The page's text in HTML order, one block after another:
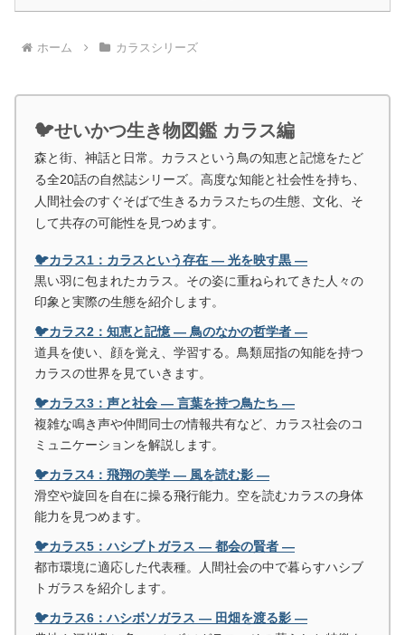
ホーム カラスシリーズ
🐦せいかつ生き物図鑑 カラス編
森と街、神話と日常。カラスという鳥の知恵と記憶をたど
る全20話の自然誌シリーズ。高度な知能と社会性を持ち、
人間社会のすぐそばで生きるカラスたちの生態、文化、そ
して共存の可能性を見つめます。
🐦カラス1：カラスという存在 ― 光を映す黒 ―
黒い羽に包まれたカラス。その姿に重ねられてきた人々の
印象と実際の生態を紹介します。
🐦カラス2：知恵と記憶 ― 鳥のなかの哲学者 ―
道具を使い、顔を覚え、学習する。鳥類屈指の知能を持つ
カラスの世界を見ていきます。
🐦カラス3：声と社会 ― 言葉を持つ鳥たち ―
複雑な鳴き声や仲間同士の情報共有など、カラス社会のコ
ミュニケーションを解説します。
🐦カラス4：飛翔の美学 ― 風を読む影 ―
滑空や旋回を自在に操る飛行能力。空を読むカラスの身体
能力を見つめます。
🐦カラス5：ハシブトガラス ― 都会の賢者 ―
都市環境に適応した代表種。人間社会の中で暮らすハシブ
トガラスを紹介します。
🐦カラス6：ハシボソガラス ― 田畑を渡る影 ―